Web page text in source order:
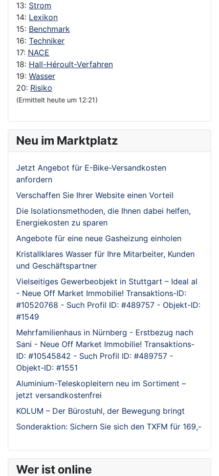
13: Strom
14: Lexikon
15: Benchmark
16: Techniker
17: NACE
18: Hall-Héroult-Verfahren
19: Wasser
20: Risiko
(Ermittelt heute um 12:21)
Neu im Marktplatz
Jetzt Angebot für E-Bike-Versandkosten
anfordern
Verschaffen Sie Ihrer Website einen Vorteil
Die Isolationsmethoden, die Ihnen dabei helfen,
Energiekosten zu sparen
Angebote für eine neue Gasheizung einholen
Kristallklares Wasser für Ihre Mitarbeiter, Kunden
und Geschäftspartner
Vielseitiges Gewerbeobjekt in Stuttgart – Ideal al
- Neue Off Market Immobilie! Transaktions-ID:
#10520768 - Such Profil ID: #489757 - Objekt-ID:
#1549
Mehrfamilienhaus in Nürnberg - Erstbezug nach
Sani - Neue Off Market Immobilie! Transaktions-
ID: #10545842 - Such Profil ID: #489757 -
Objekt-ID: #1551
Aluminium-Teleskopleitern neu im Sortiment –
jetzt versandkostenfrei
KOLUM – Der Bürostuhl, der Bewegung bringt
Sonderaktion: Sichern Sie sich den TXFM für 169,-
Wer ist online